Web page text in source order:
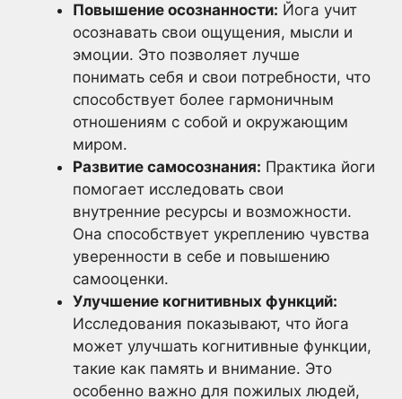
Повышение осознанности: Йога учит
осознавать свои ощущения, мысли и
эмоции. Это позволяет лучше
понимать себя и свои потребности, что
способствует более гармоничным
отношениям с собой и окружающим
миром.
Развитие самосознания: Практика йоги
помогает исследовать свои
внутренние ресурсы и возможности.
Она способствует укреплению чувства
уверенности в себе и повышению
самооценки.
Улучшение когнитивных функций:
Исследования показывают, что йога
может улучшать когнитивные функции,
такие как память и внимание. Это
особенно важно для пожилых людей,